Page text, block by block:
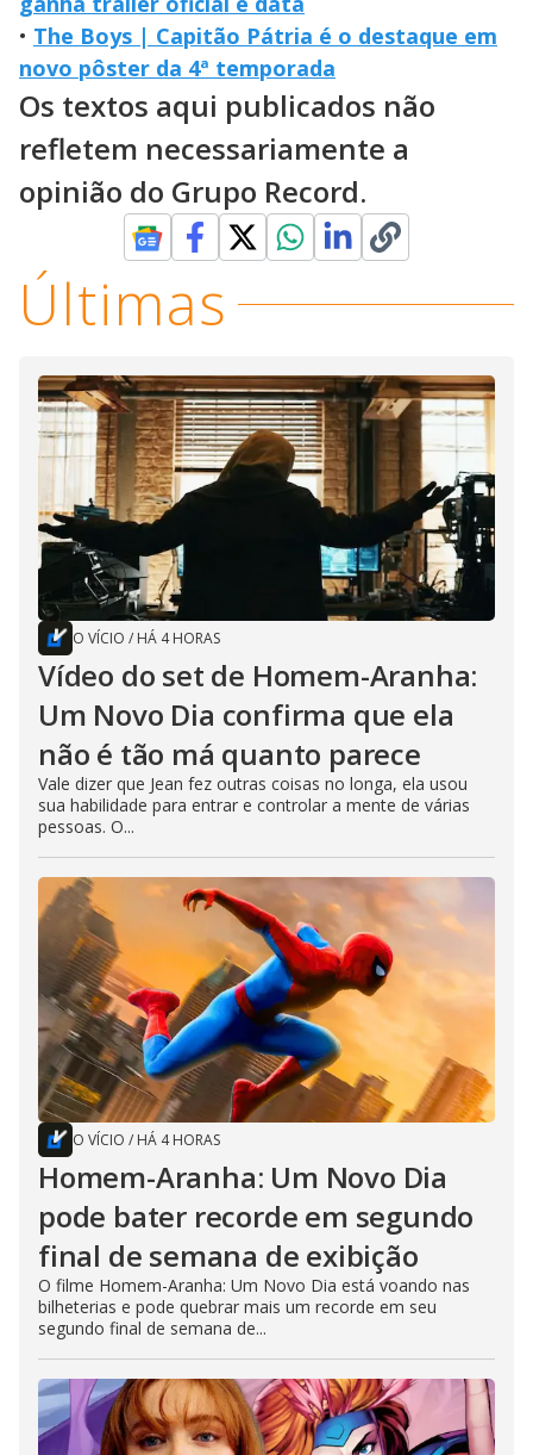
• The Boys | Capitão Pátria é o destaque em
novo pôster da 4ª temporada
Os textos aqui publicados não
refletem necessariamente a
opinião do Grupo Record.
Últimas
O VÍCIO / HÁ 4 HORAS
Vídeo do set de Homem-Aranha:
Um Novo Dia confirma que ela
não é tão má quanto parece
Vale dizer que Jean fez outras coisas no longa, ela usou
sua habilidade para entrar e controlar a mente de várias
pessoas. O...
O VÍCIO / HÁ 4 HORAS
Homem-Aranha: Um Novo Dia
pode bater recorde em segundo
final de semana de exibição
O filme Homem-Aranha: Um Novo Dia está voando nas
bilheterias e pode quebrar mais um recorde em seu
segundo final de semana de...